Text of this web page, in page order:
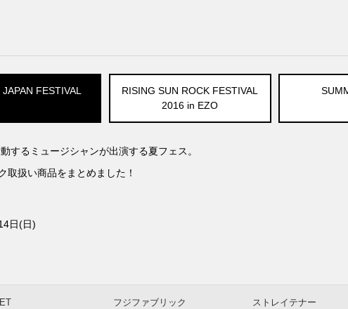
FESTIVAL
RISING SUN ROCK FESTIVAL
2016 in EZO
するミュージシャンが出演する夏フェス。
取扱い商品をまとめました！
日(日)
フジファブリック
ストレイテナー